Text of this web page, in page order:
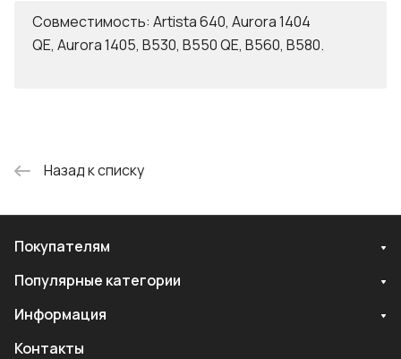
Совместимость: Artista 640, Aurora 1404
QE, Aurora 1405, B530, B550 QE, B560, B580.
Назад к списку
Покупателям
Популярные категории
Информация
Контакты